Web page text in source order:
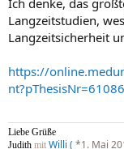
Ich denke, das
Langzeitstudien,
Langzeitsicherheit
https://
Liebe Grüße
Judith mit Willi ( *1. Mai